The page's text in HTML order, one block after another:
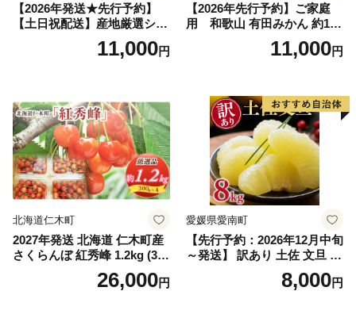
【2026年発送★先行予約】
【土日祝配送】産地厳選シャ
インマスカット1.2kg～1.3kg
（2房～3房）※沖縄・離島配
笛吹市 山梨県 フルーツ 果物
ぶどう 葡萄 大粒 シャインマ
スカット おすすめ シャイン
マスカット 贈答 ギフト 産地
笛吹市 シャインマスカット
笛吹 葡萄 国産 ぶどう 人気
国産 1.2kg 先行｜
11,000円
【2026年先行予約】ご家庭
用 和歌山 有田みかん 約10k
g (2L、3Lサイズ)【湯浅町】
11,000円
北海道仁木町
2027年発送 北海道 仁木町産
さくらんぼ 紅秀峰 1.2kg (300
g×4パック) Lサイズ以上 旬
桜桃 産地直送 サクランボ チ
26,000円
愛媛県愛南町
【先行予約：2026年12月中旬
～発送】 訳あり 土佐 文旦 8k
g (Mサイズ以上サイズミック
ス) 8000円 わけあり ぶんた
8,000円